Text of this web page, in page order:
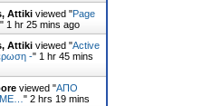
Attiki viewed "Page
" 1 hr 25 mins ago
Attiki viewed "Active
-" 1 hr 45 mins
viewed "ΑΠΟ
" 2 hrs 19 mins